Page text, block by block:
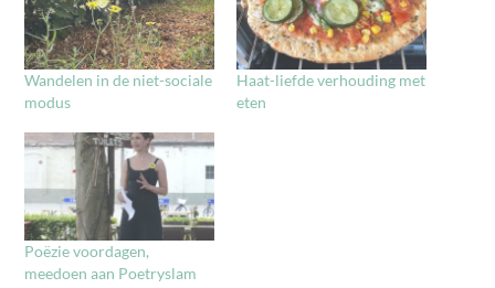
Wandelen in de niet-sociale
modus
Haat-liefde verhouding met
eten
Poëzie voordagen,
meedoen aan Poetryslam